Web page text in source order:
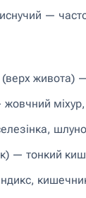
—
(верх живота)
міхур,
— тонкий